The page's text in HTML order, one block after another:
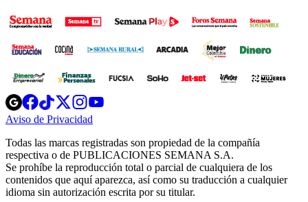
Opens
in
new
Opens
in
new
Opens
in
new
window
Opens
new
windowwindow
Aviso de Privacidad
new
window
Todas las marcas registradas son propiedad de la compañía
respectiva o de PUBLICACIONES SEMANA S.A.
Se prohíbe la reproducción total o parcial de cualquiera de los
contenidos que aquí aparezca, así como su traducción a cualquier
idioma sin autorización escrita por su titular.